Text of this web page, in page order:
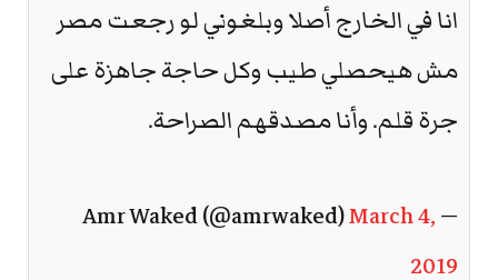
انا في الخارج أصلا وبلغوني لو رجعت مصر
مش هيحصلي طيب وكل حاجة جاهزة على
جرة قلم. وأنا مصدقهم الصراحة.
— Amr Waked (@amrwaked)
March 4,
2019